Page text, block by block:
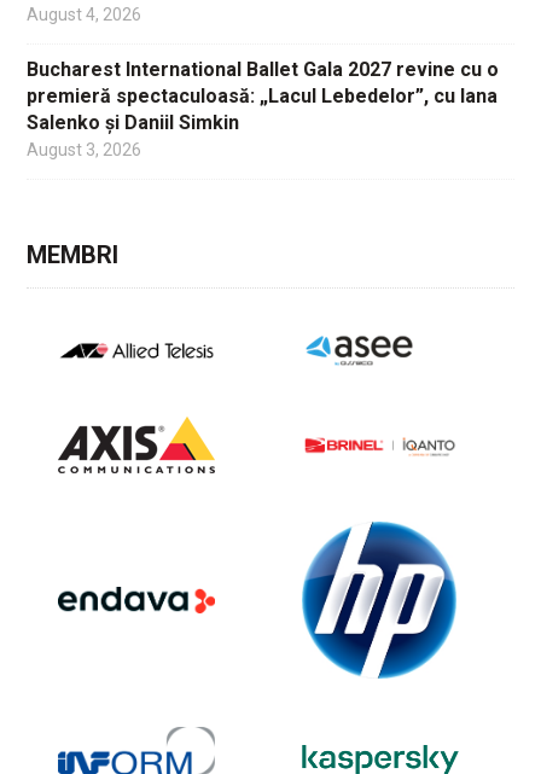
August 4, 2026
Bucharest International Ballet Gala 2027 revine cu o
premieră spectaculoasă: „Lacul Lebedelor”, cu Iana
Salenko și Daniil Simkin
August 3, 2026
MEMBRI